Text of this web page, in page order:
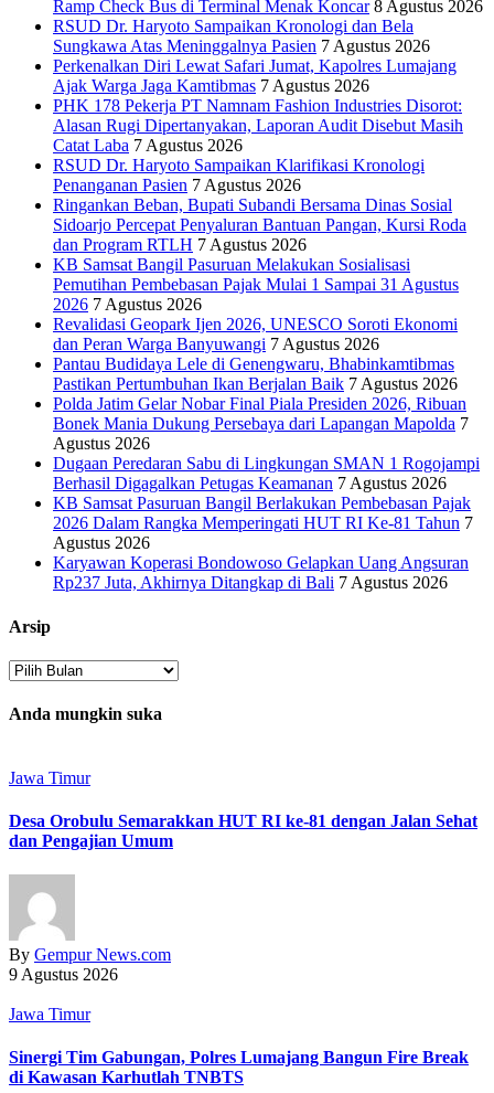
Ramp Check Bus di Terminal Menak Koncar 8 Agustus 2026
RSUD Dr. Haryoto Sampaikan Kronologi dan Bela
Sungkawa Atas Meninggalnya Pasien 7 Agustus 2026
Perkenalkan Diri Lewat Safari Jumat, Kapolres Lumajang
Ajak Warga Jaga Kamtibmas 7 Agustus 2026
PHK 178 Pekerja PT Namnam Fashion Industries Disorot:
Alasan Rugi Dipertanyakan, Laporan Audit Disebut Masih
Catat Laba 7 Agustus 2026
RSUD Dr. Haryoto Sampaikan Klarifikasi Kronologi
Penanganan Pasien 7 Agustus 2026
Ringankan Beban, Bupati Subandi Bersama Dinas Sosial
Sidoarjo Percepat Penyaluran Bantuan Pangan, Kursi Roda
dan Program RTLH 7 Agustus 2026
KB Samsat Bangil Pasuruan Melakukan Sosialisasi
Pemutihan Pembebasan Pajak Mulai 1 Sampai 31 Agustus
2026 7 Agustus 2026
Revalidasi Geopark Ijen 2026, UNESCO Soroti Ekonomi
dan Peran Warga Banyuwangi 7 Agustus 2026
Pantau Budidaya Lele di Genengwaru, Bhabinkamtibmas
Pastikan Pertumbuhan Ikan Berjalan Baik 7 Agustus 2026
Polda Jatim Gelar Nobar Final Piala Presiden 2026, Ribuan
Bonek Mania Dukung Persebaya dari Lapangan Mapolda 7
Agustus 2026
Dugaan Peredaran Sabu di Lingkungan SMAN 1 Rogojampi
Berhasil Digagalkan Petugas Keamanan 7 Agustus 2026
KB Samsat Pasuruan Bangil Berlakukan Pembebasan Pajak
2026 Dalam Rangka Memperingati HUT RI Ke-81 Tahun 7
Agustus 2026
Karyawan Koperasi Bondowoso Gelapkan Uang Angsuran
Rp237 Juta, Akhirnya Ditangkap di Bali 7 Agustus 2026
Arsip
Arsip
Anda mungkin suka
Jawa Timur
‎Desa Orobulu Semarakkan HUT RI ke-81 dengan Jalan Sehat
dan Pengajian Umum
By Gempur News.com
9 Agustus 2026
Jawa Timur
Sinergi Tim Gabungan, Polres Lumajang Bangun Fire Break
di Kawasan Karhutlah TNBTS